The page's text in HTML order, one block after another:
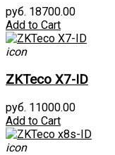
руб. 18700.00
Add to Cart
icon
ZKTeco X7-ID
руб. 11000.00
Add to Cart
icon